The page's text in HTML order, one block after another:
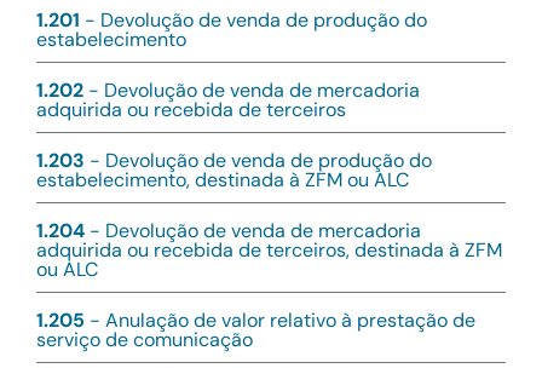
1.201 - Devolução de venda de produção do
estabelecimento
1.202 - Devolução de venda de mercadoria
adquirida ou recebida de terceiros
1.203 - Devolução de venda de produção do
estabelecimento, destinada à ZFM ou ALC
1.204 - Devolução de venda de mercadoria
adquirida ou recebida de terceiros, destinada à ZFM
ou ALC
1.205 - Anulação de valor relativo à prestação de
serviço de comunicação